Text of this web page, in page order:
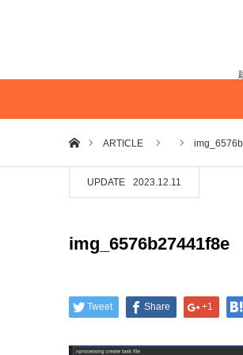
ホームARTICLE
UPDATE 2023.12.11
img_6576b27441f8e
Tweet Share +1